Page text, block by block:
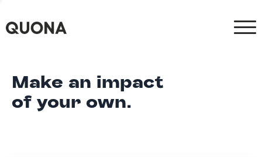
Make an impact
of your own.